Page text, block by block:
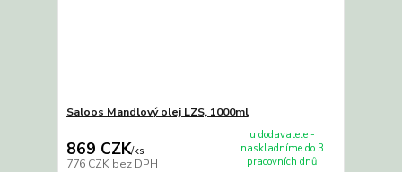
Saloos Mandlový olej LZS, 1000ml
869 CZK/ks
776 CZK bez DPH
u dodavatele -
naskladníme do 3
pracovních dnů